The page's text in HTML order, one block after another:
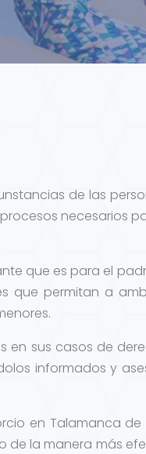
de las
necesarios
que es para el
que permitan a
en sus casos de
informados y
en Talamanca
la manera más